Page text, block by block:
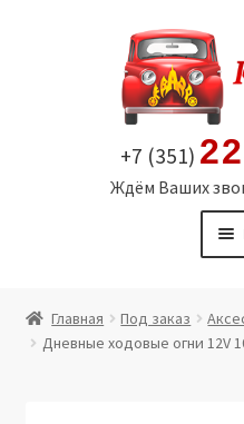
содержимому
+7 (351)
Ждём Ваших
Витрина
Главная Под заказ
Дневные ходовые огни 12V